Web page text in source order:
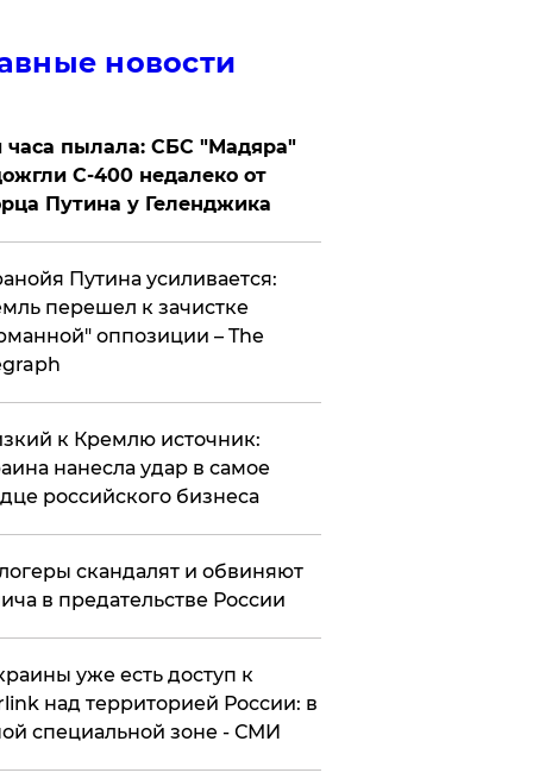
новости
часа пылала: СБС "Мадяра"
С-400 недалеко от
Путина у Геленджика
Путина усиливается:
перешел к зачистке
оппозиции – The
к Кремлю источник:
нанесла удар в самое
российского бизнеса
скандалят и обвиняют
в предательстве России
уже есть доступ к
над территорией России: в
специальной зоне - СМИ